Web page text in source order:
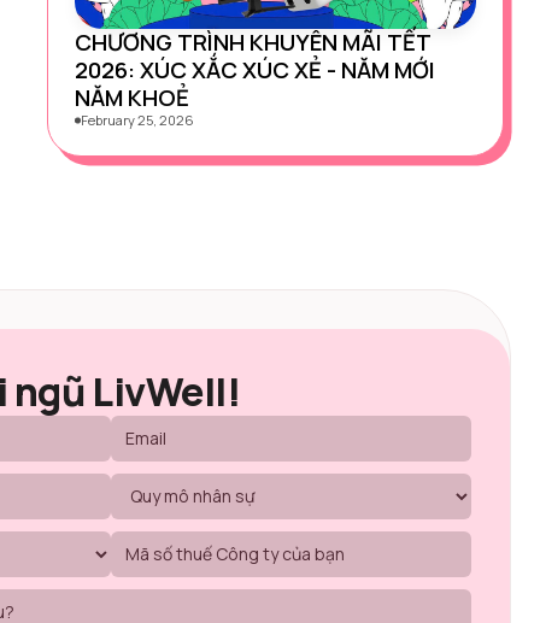
CHƯƠNG TRÌNH KHUYÊN MÃI TẾT
2026: XÚC XẮC XÚC XẺ - NĂM MỚI
NĂM KHOẺ
February 25, 2026
ngũ LivWell!